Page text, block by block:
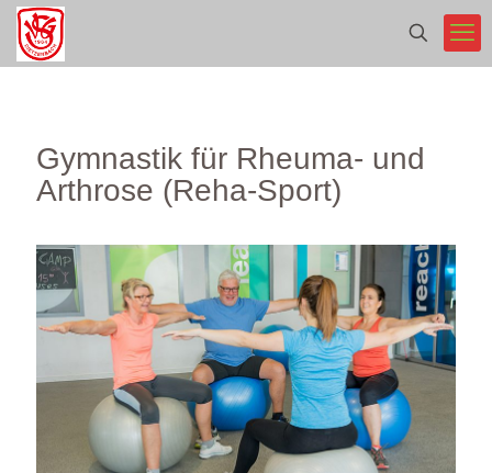
Gymnastik für Rheuma- und
Arthrose (Reha-Sport)